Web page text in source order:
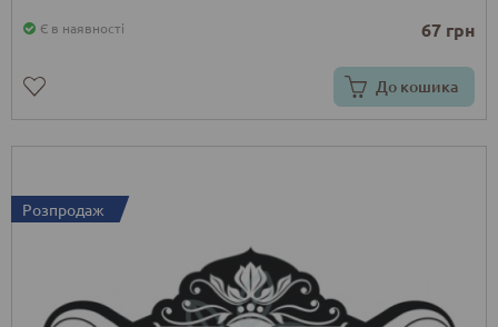
Є в наявності 67 грн
До кошика
Розпродаж